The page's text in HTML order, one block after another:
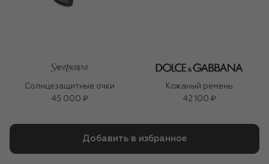
Солнцезащитные очки
45 000 ₽
Кожаный ремень
42 100 ₽
Добавить в избранное